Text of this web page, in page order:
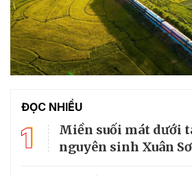
ĐỌC NHIỀU
1
Miền suối mát dưới
nguyên sinh Xuân